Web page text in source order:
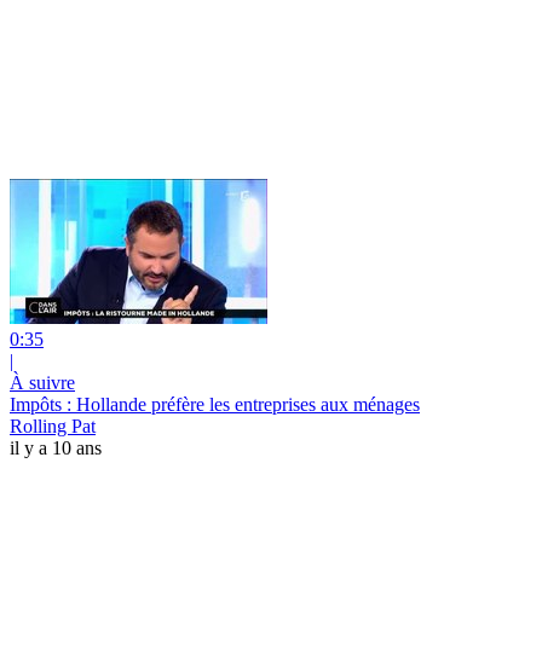
0:35
|
À suivre
Impôts : Hollande préfère les entreprises aux ménages
Rolling Pat
il y a 10 ans